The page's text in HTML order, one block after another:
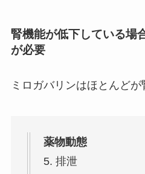
腎機能が低下している場
が必要
ミロガバリンはほとんどが
薬物動態
5. 排泄